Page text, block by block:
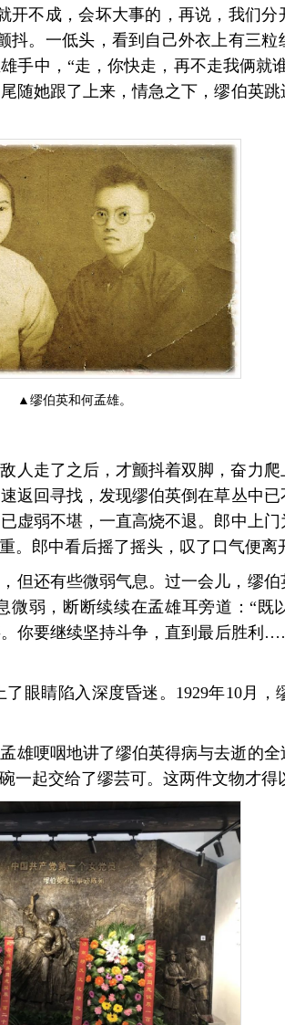
不成，会坏大事的，再说，我们分
抖。一低头，看到自己外衣上有三
手中，“走，你快走，再不走我俩就
随她跟了上来，情急之下，缪伯英
▲缪伯英和何孟雄。
人走了之后，才颤抖着双脚，奋力爬
返回寻找，发现缪伯英倒在草丛中已
虚弱不堪，一直高烧不退。郎中上
。郎中看后摇了摇头，叹了口气便
但还有些微弱气息。过一会儿，缪
弱，断断续续在孟雄耳旁道：“既
你要继续坚持斗争，直到最后胜利
眼睛陷入深度昏迷。1929年10月
雄哽咽地讲了缪伯英得病与去逝的
起交给了缪芸可。这两件文物才得